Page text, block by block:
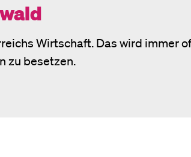
Wirtschaft. Das wird immer
zu besetzen.